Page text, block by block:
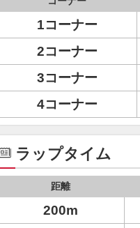
1コーナー
2コーナー
3コーナー
4コーナー
ラップタイム
距離
200m